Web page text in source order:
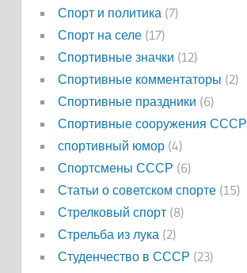
Спорт и политика(7)
Спорт на селе(17)
Спортивные значки (12)
Спортивные комментаторы (2)
Спортивные праздники (6)
Спортивные сооружения СССР
спортивный юмор(4)
Спортсмены СССР (6)
Статьи о советском спорте(15)
Стрелковый спорт(8)
Стрельба из лука(2)
Студенчество в СССР (23)